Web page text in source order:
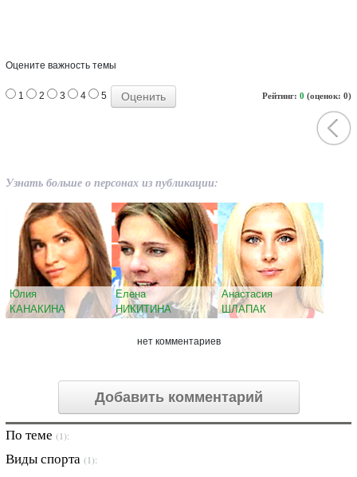
Оцените важность темы
Рейтинг: 0 (оценок: 0)
1 2 3 4 5
Узнать больше о персонах из публикации:
Юлия
КАНАКИНА
Елена
НИКИТИНА
Анастасия
ШЛАПАК
нет комментариев
Добавить комментарий
По теме (1):
Виды спорта (1):